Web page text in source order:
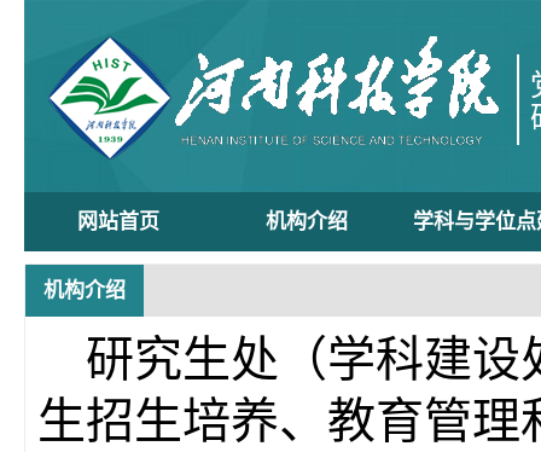
网站首页 机构介绍 学科与学位点
机构介绍
研究生处（学科建
生招生培养、教育管